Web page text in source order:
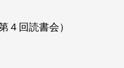
４回読書会）